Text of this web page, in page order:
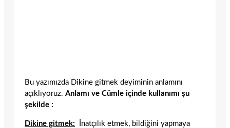
Bu yazımızda Dikine gitmek deyiminin anlamını
açıklıyoruz. Anlamı ve Cümle içinde kullanımı şu
şekilde :
Dikine gitmek: İnatçılık etmek, bildiğini yapmaya